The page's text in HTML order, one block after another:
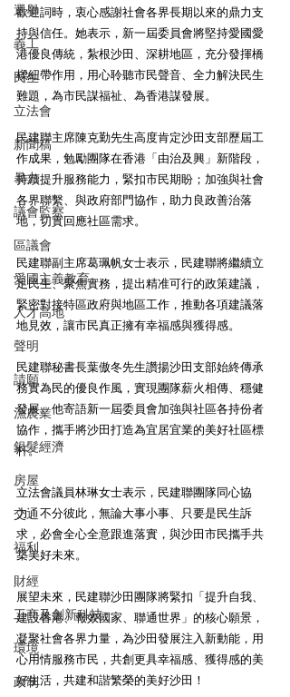
選舉
義工
民生
立法會
新聞稿
暴力
議會監察
區議會
愛國主義教育
人才高地
聲明
請願
漁農業
銀髮經濟
房屋
交通
福利
財經
工商及創新科技
環境
政制
歡迎詞時，衷心感謝社會各界長期以來的鼎力支
持與信任。她表示，新一屆委員會將堅持愛國愛
港優良傳統，紮根沙田、深耕地區，充分發揮橋
樑紐帶作用，用心聆聽市民聲音、全力解決民生
難題，為市民謀福祉、為香港謀發展。
民建聯主席陳克勤先生高度肯定沙田支部歷屆工
作成果，勉勵團隊在香港「由治及興」新階段，
持續提升服務能力，緊扣市民期盼；加強與社會
各界聯繫、與政府部門協作，助力良政善治落
地，切實回應社區需求。
民建聯副主席葛珮帆女士表示，民建聯將繼續立
足民生、聚焦實務，提出精准可行的政策建議，
緊密對接特區政府與地區工作，推動各項建議落
地見效，讓市民真正擁有幸福感與獲得感。
民建聯秘書長葉傲冬先生讚揚沙田支部始終傳承
務實為民的優良作風，實現團隊薪火相傳、穩健
發展。他寄語新一屆委員會加強與社區各持份者
協作，攜手將沙田打造為宜居宜業的美好社區標
杆。
立法會議員林琳女士表示，民建聯團隊同心協
力、不分彼此，無論大事小事、只要是民生訴
求，必會全心全意跟進落實，與沙田市民攜手共
築美好未來。
展望未來，民建聯沙田團隊將緊扣「提升自我、
建設香港、報效國家、聯通世界」的核心願景，
凝聚社會各界力量，為沙田發展注入新動能，用
心用情服務市民，共創更具幸福感、獲得感的美
好生活，共建和諧繁榮的美好沙田！